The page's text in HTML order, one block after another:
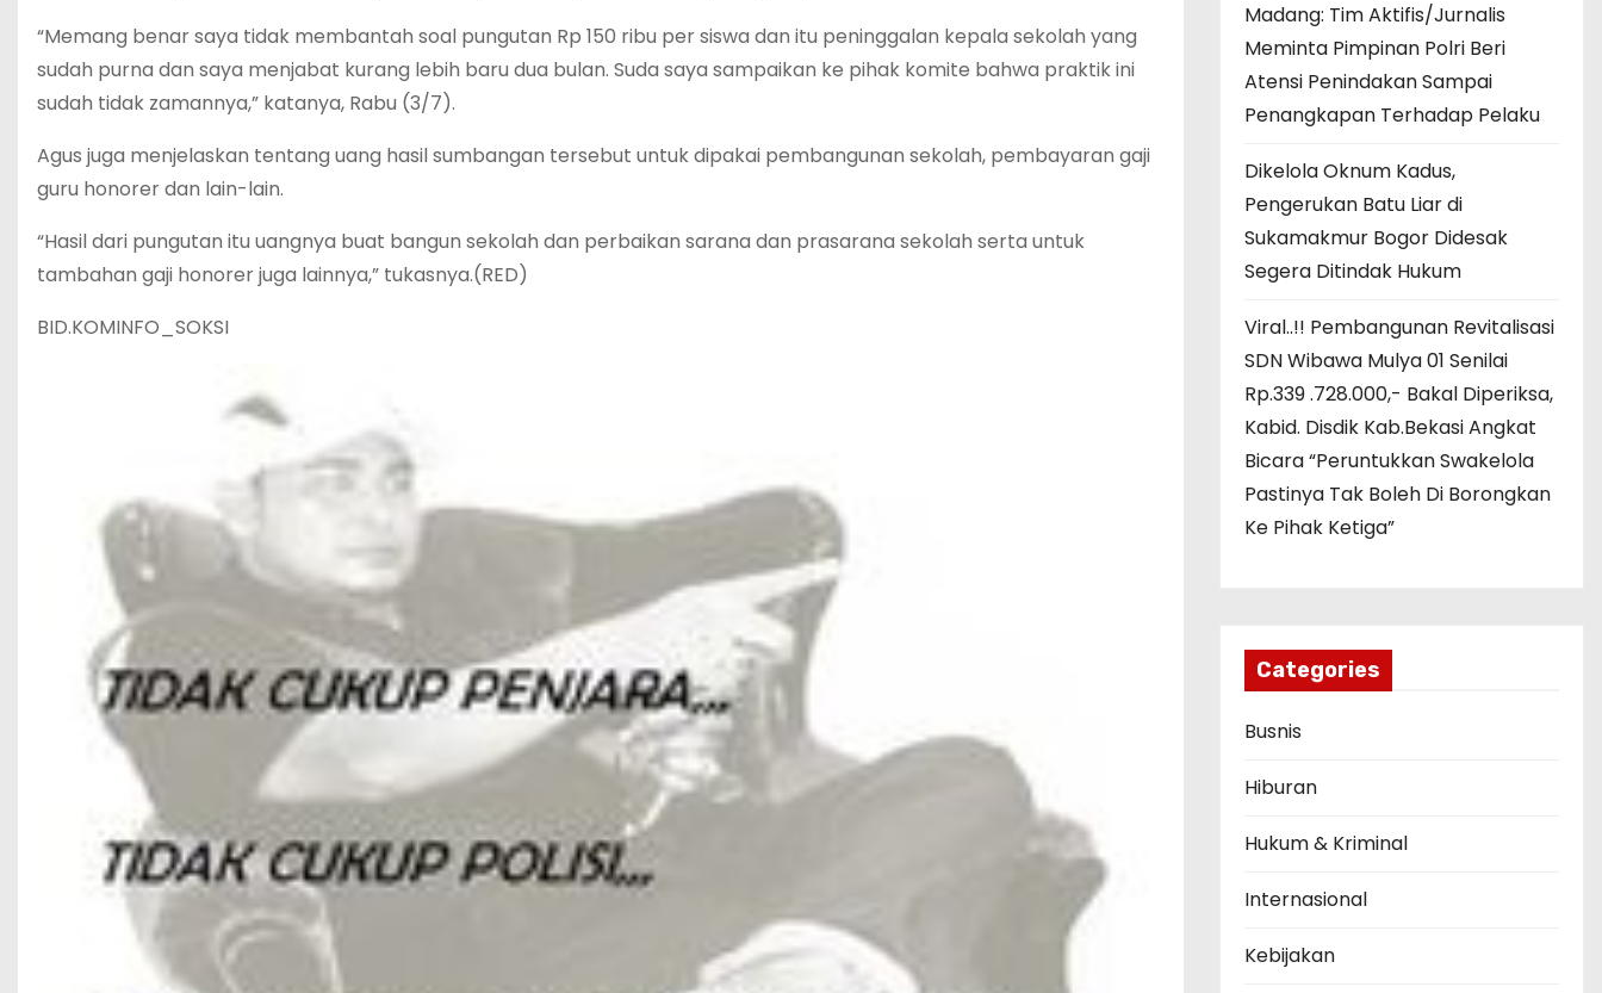
“Memang benar saya tidak membantah soal pungutan Rp 150 ribu per siswa dan itu peninggalan kepala sekolah yang
sudah purna dan saya menjabat kurang lebih baru dua bulan. Suda saya sampaikan ke pihak komite bahwa praktik ini
sudah tidak zamannya,” katanya, Rabu (3/7).
Agus juga menjelaskan tentang uang hasil sumbangan tersebut untuk dipakai pembangunan sekolah, pembayaran gaji
guru honorer dan lain-lain.
“Hasil dari pungutan itu uangnya buat bangun sekolah dan perbaikan sarana dan prasarana sekolah serta untuk
tambahan gaji honorer juga lainnya,” tukasnya.(RED)
BID.KOMINFO_SOKSI
Madang: Tim Aktifis/Jurnalis
Meminta Pimpinan Polri Beri
Atensi Penindakan Sampai
Penangkapan Terhadap Pelaku
Dikelola Oknum Kadus,
Pengerukan Batu Liar di
Sukamakmur Bogor Didesak
Segera Ditindak Hukum
Viral..!! Pembangunan Revitalisasi
SDN Wibawa Mulya 01 Senilai
Rp.339 .728.000,- Bakal Diperiksa,
Kabid. Disdik Kab.Bekasi Angkat
Bicara “Peruntukkan Swakelola
Pastinya Tak Boleh Di Borongkan
Ke Pihak Ketiga”
Categories
Busnis
Hiburan
Hukum & Kriminal
Internasional
Kebijakan